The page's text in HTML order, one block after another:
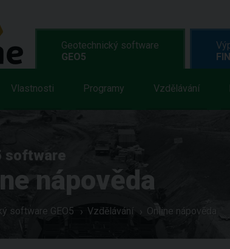
Geotechnický software
GEO5
Vlastnosti Programy Vzdělávání
software
nápověda
software GEO5 Vzdělávání Online nápověda